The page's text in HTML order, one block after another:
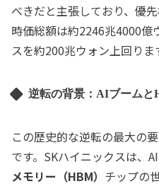
べきだと主張しており、優
時価総額は約2246兆4000億
スを約200兆ウォン上回りま
逆転の背景：AIブームと
この歴史的な逆転の最大の要
です。SKハイニックスは、
メモリー（HBM） チップの